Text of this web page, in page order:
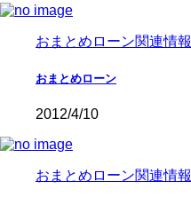
おまとめローン関連情報
おまとめローン
2012/4/10
おまとめローン関連情報